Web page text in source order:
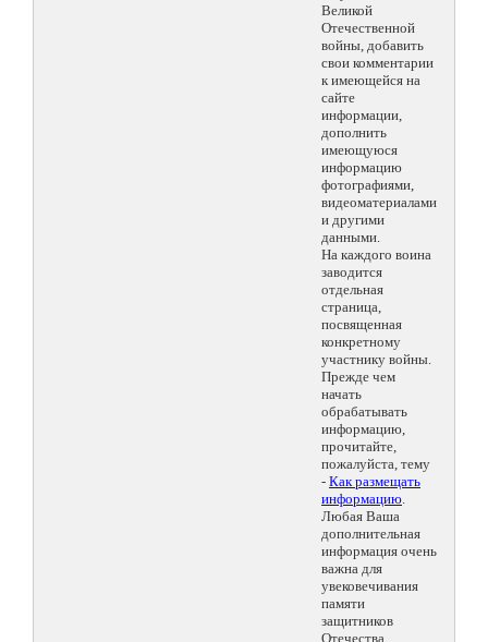
Великой
Отечественной
войны, добавить
свои комментарии
к имеющейся на
сайте
информации,
дополнить
имеющуюся
информацию
фотографиями,
видеоматериалами
и другими
данными.
На каждого воина
заводится
отдельная
страница,
посвященная
конкретному
участнику войны.
Прежде чем
начать
обрабатывать
информацию,
прочитайте,
пожалуйста, тему
- Как размещать
информацию.
Любая Ваша
дополнительная
информация очень
важна для
увековечивания
памяти
защитников
Отечества.